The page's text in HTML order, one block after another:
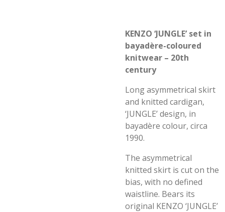
KENZO ‘JUNGLE’ set in
bayadère-coloured
knitwear – 20th
century
Long asymmetrical skirt
and knitted cardigan,
‘JUNGLE’ design, in
bayadère colour, circa
1990.
The asymmetrical
knitted skirt is cut on the
bias, with no defined
waistline. Bears its
original KENZO ‘JUNGLE’